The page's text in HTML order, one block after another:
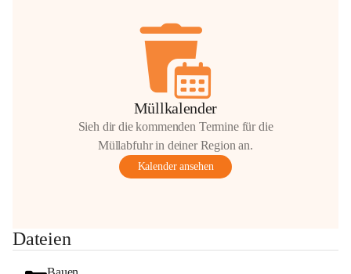
anrainer-service@omv.com
Bei Fragen, Anliegen oder Beschwerden.
Die OMV wird im Zuge von
Müllkalender
Sieh dir die kommenden Termine für die
Müllabfuhr in deiner Region an.
Kalender ansehen
Dateien